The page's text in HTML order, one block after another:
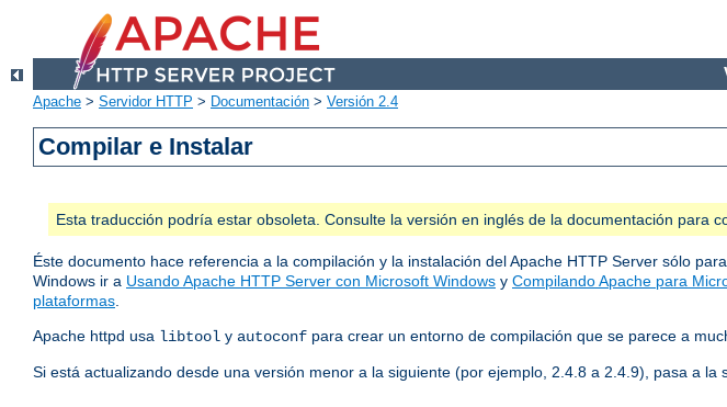
Apache > Servidor HTTP > Documentación > Versión 2.4
Compilar e Instalar
Esta traducción podría estar obsoleta. Consulte la versión en inglés de la documentación para
Éste documento hace referencia a la compilación y la instalación del Apache HTTP Server sólo
Windows ir a Usando Apache HTTP Server con Microsoft Windows y Compilando Apache para
plataformas.
Apache httpd usa libtool y autoconf para crear un entorno de compilación que se parece a
Si está actualizando desde una versión menor a la siguiente (por ejemplo, 2.4.8 a 2.4.9), pasa a la